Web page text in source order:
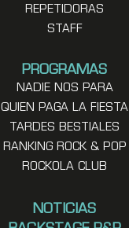
REPETIDORAS
STAFF
PROGRAMAS
NADIE NOS PARA
QUIEN PAGA LA FIESTA
TARDES BESTIALES
RANKING ROCK & POP
ROCKOLA CLUB
NOTICIAS